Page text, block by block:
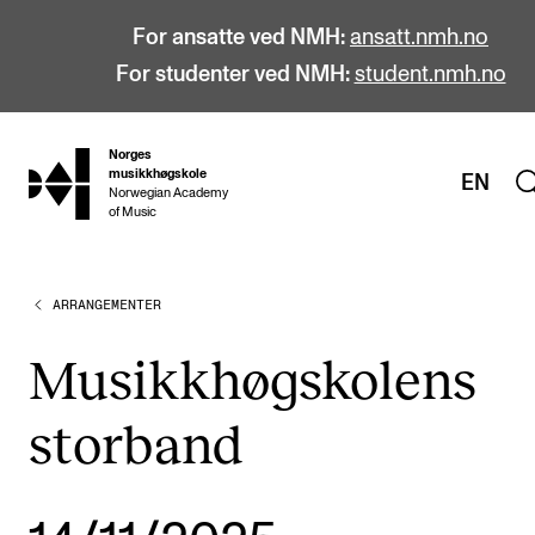
For ansatte ved NMH: ansatt.nmh.no
For studenter ved NMH: student.nmh.no
hjem
Norges
musikkhøgskole
Norwegian Academy
of Music
EN
STUDIER
Bachelor
Master
Årsstudium og videreutdanning
ARRANGEMENTER
Musikkhøgskolens
storband